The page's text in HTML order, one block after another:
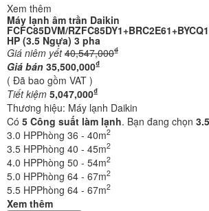
Xem thêm
Máy lạnh âm trần Daikin
FCFC85DVM/
HP (3.5 Ngựa) 3 pha
Giá niêm yết 40,547,000₫
Giá bán 35,500,000₫
( Đã bao gồm VAT )
Tiết kiệm 5,047,000₫
Thương hiệu: Máy lạnh Daikin
Có 5 Công suất làm lạnh. Bạn đang chọn
3.0 HPPhòng 36 - 40m2
3.5 HPPhòng 40 - 45m2
4.0 HPPhòng 50 - 54m2
5.0 HPPhòng 64 - 67m2
5.5 HPPhòng 64 - 67m2
Xem thêm